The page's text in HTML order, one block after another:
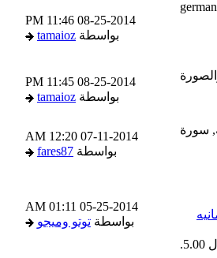
08-25-2014
11:46 PM
بواسطةtamaioz
08-25-2014
11:45 PM
بواسطةtamaioz
07-11-2014
12:20 AM
بواسطةfares87
05-25-2014
01:11 AM
بواسطةتوتو وميجو